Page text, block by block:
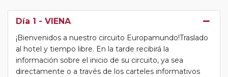
Día 1 - VIENA
¡Bienvenidos a nuestro circuito Europamundo!Traslado
al hotel y tiempo libre. En la tarde recibirá la
información sobre el inicio de su circuito, ya sea
directamente o a través de los carteles informativos